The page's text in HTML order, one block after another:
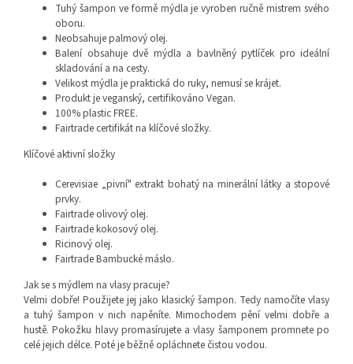
Tuhý šampon ve formě mýdla je vyroben ručně mistrem svého
oboru.
Neobsahuje palmový olej.
Balení obsahuje dvě mýdla a bavlněný pytlíček pro ideální
skladování a na cesty.
Velikost mýdla je praktická do ruky, nemusí se krájet.
Produkt je veganský, certifikováno Vegan.
100% plastic FREE.
Fairtrade certifikát na klíčové složky.
Klíčové aktivní složky
Cerevisiae „pivní" extrakt bohatý na minerální látky a stopové
prvky.
Fairtrade olivový olej.
Fairtrade kokosový olej.
Ricinový olej.
Fairtrade Bambucké máslo.
Jak se s mýdlem na vlasy pracuje?
Velmi dobře! Použijete jej jako klasický šampon. Tedy namočíte vlasy
a tuhý šampon v nich napěníte. Mimochodem pění velmi dobře a
hustě. Pokožku hlavy promasírujete a vlasy šamponem promnete po
celé jejich délce. Poté je běžně opláchnete čistou vodou.